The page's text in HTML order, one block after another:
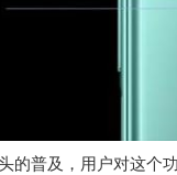
普及，用户对这个